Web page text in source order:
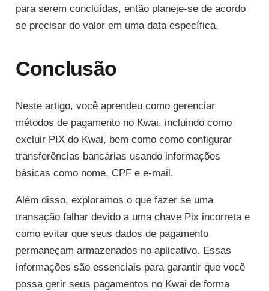
para serem concluídas, então planeje-se de acordo
se precisar do valor em uma data específica.
Conclusão
Neste artigo, você aprendeu como gerenciar
métodos de pagamento no Kwai, incluindo como
excluir PIX do Kwai, bem como como configurar
transferências bancárias usando informações
básicas como nome, CPF e e-mail.
Além disso, exploramos o que fazer se uma
transação falhar devido a uma chave Pix incorreta e
como evitar que seus dados de pagamento
permaneçam armazenados no aplicativo. Essas
informações são essenciais para garantir que você
possa gerir seus pagamentos no Kwai de forma